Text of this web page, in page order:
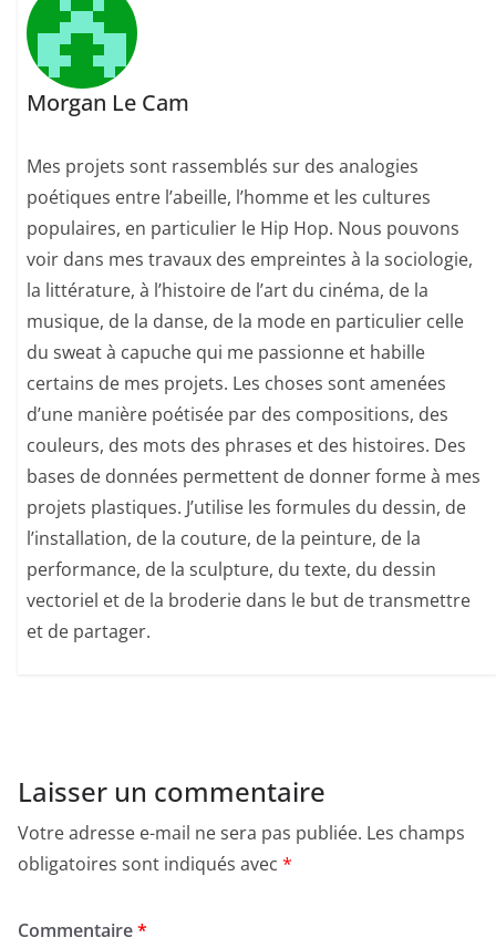
Morgan Le Cam
Mes projets sont rassemblés sur des analogies
poétiques entre l’abeille, l’homme et les cultures
populaires, en particulier le Hip Hop. Nous pouvons
voir dans mes travaux des empreintes à la sociologie,
la littérature, à l’histoire de l’art du cinéma, de la
musique, de la danse, de la mode en particulier celle
du sweat à capuche qui me passionne et habille
certains de mes projets. Les choses sont amenées
d’une manière poétisée par des compositions, des
couleurs, des mots des phrases et des histoires. Des
bases de données permettent de donner forme à mes
projets plastiques. J’utilise les formules du dessin, de
l’installation, de la couture, de la peinture, de la
performance, de la sculpture, du texte, du dessin
vectoriel et de la broderie dans le but de transmettre
et de partager.
Laisser un commentaire
Votre adresse e-mail ne sera pas publiée. Les champs
obligatoires sont indiqués avec *
Commentaire*